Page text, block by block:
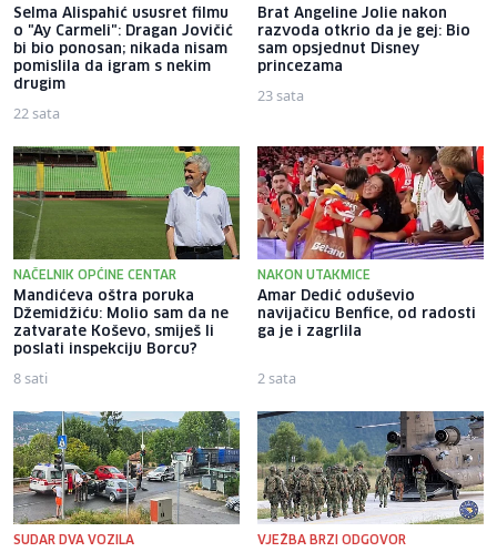
Selma Alispahić ususret filmu
o "Ay Carmeli": Dragan Jovičić
bi bio ponosan; nikada nisam
pomislila da igram s nekim
drugim
22 sata
Brat Angeline Jolie nakon
razvoda otkrio da je gej: Bio
sam opsjednut Disney
princezama
23 sata
NAČELNIK OPĆINE CENTAR
Mandićeva oštra poruka
Džemidžiću: Molio sam da ne
zatvarate Koševo, smiješ li
poslati inspekciju Borcu?
8 sati
NAKON UTAKMICE
Amar Dedić oduševio
navijačicu Benfice, od radosti
ga je i zagrlila
2 sata
SUDAR DVA VOZILA VJEŽBA BRZI ODGOVOR